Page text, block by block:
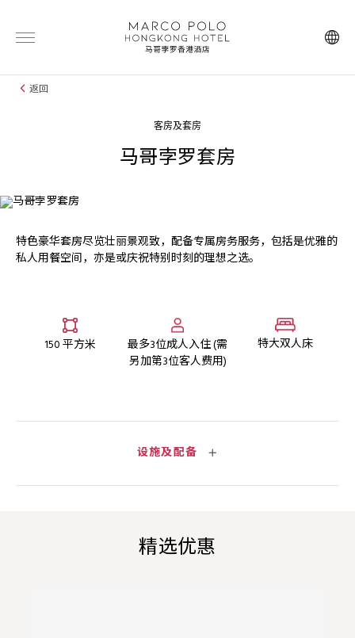
返回
客房及套房
马哥孛罗套房
特色豪华套房尽览壮丽景观致，配备专属房务服务，包括是优雅的
私人用餐空间，亦是或庆祝特别时刻的理想之选。
150 平方米
最多3位成人入住 (需
另加第3位客人费用)
特大双人床
设施及配备
精选优惠